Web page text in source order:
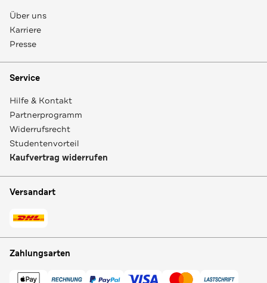
Über uns
Karriere
Presse
Service
Hilfe & Kontakt
Partnerprogramm
Widerrufsrecht
Studentenvorteil
Kaufvertrag widerrufen
Versandart
Zahlungsarten